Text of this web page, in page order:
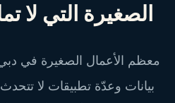
الصغيرة التي لا
معظم الأعمال الصغيرة في
بيانات وعدّة تطبيقات لا